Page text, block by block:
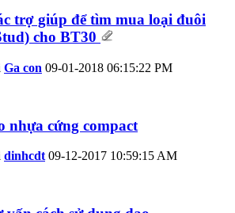
trợ giúp để tìm mua loại đuôi
cho BT30
Ga con 09-01-2018 06:15:22 PM
nhựa cứng compact
dinhcdt 09-12-2017 10:59:15 AM